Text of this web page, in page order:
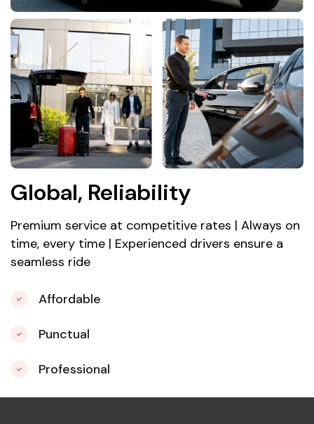
Global, Reliability
Premium service at competitive rates | Always on
time, every time | Experienced drivers ensure a
seamless ride
Affordable
Punctual
Professional